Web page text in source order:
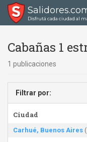
Disfrutá cada ciudad al
Cabañas 1
1 publicaciones
Filtrar por:
Ciudad
Carhué, Buenos Aires